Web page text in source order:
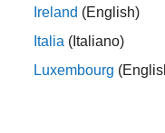
= extractFileText(
ます。
Ireland (English)
Italia (Italiano)
Luxembourg